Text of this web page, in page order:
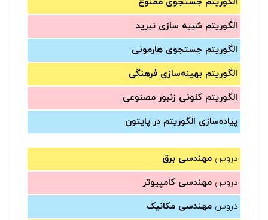
الگوریتم شبیه سازی تبرید
الگوریتم جستجوی هارمونی
الگوریتم بهینه‌سازی فرهنگی
الگوریتم کلونی زنبور مصنوعی
پیاده‌سازی الگوریتم در پایتون
دروس مهندسی برق
دروس مهندسی کامپیوتر
دروس مهندسی مکانیک